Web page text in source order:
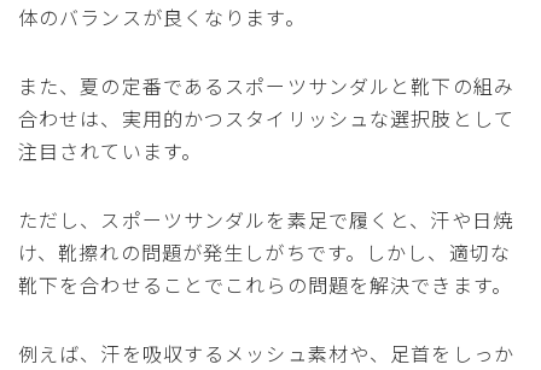
体のバランスが良くなります。
また、夏の定番であるスポーツサンダルと靴下の組み
合わせは、実用的かつスタイリッシュな選択肢として
注目されています。
ただし、スポーツサンダルを素足で履くと、汗や日焼
け、靴擦れの問題が発生しがちです。しかし、適切な
靴下を合わせることでこれらの問題を解決できます。
例えば、汗を吸収するメッシュ素材や、足首をしっか